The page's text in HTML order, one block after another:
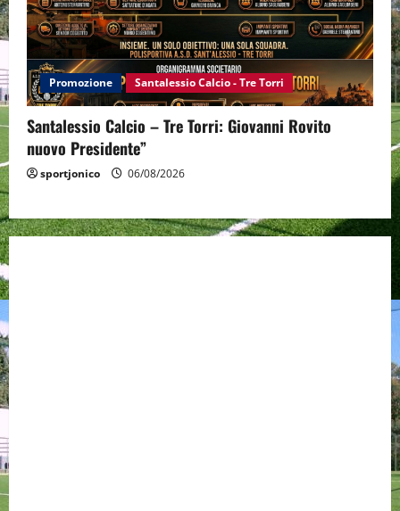
Promozione Santalessio Calcio - Tre Torri
Santalessio Calcio – Tre Torri: Giovanni Rovito
nuovo Presidente”
sportjonico 06/08/2026